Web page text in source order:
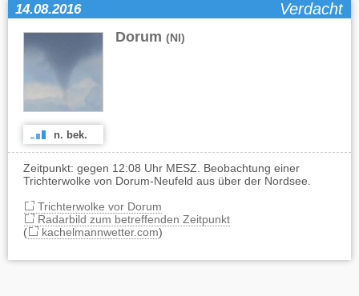
14.08.2016 Verdacht
Dorum (NI)
n. bek.
Zeitpunkt: gegen 12:08 Uhr MESZ. Beobachtung einer
Trichterwolke von Dorum-Neufeld aus über der Nordsee.
Trichterwolke vor Dorum
Radarbild zum betreffenden Zeitpunkt
(
kachelmannwetter.com)